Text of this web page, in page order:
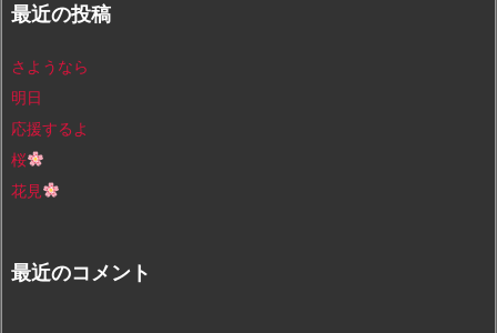
最近の投稿
さようなら
明日
応援するよ
桜
花見
最近のコメント